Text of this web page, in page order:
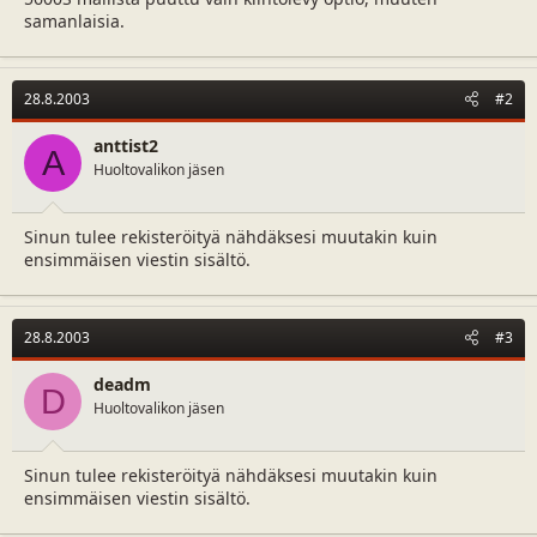
a
o
i
t
t
a
a
m
ä
r
samanlaisia.
28.8.2003 #2
A anttist2
Huoltovalikon jäsen
Sinun tulee rekisteröityä nähdäksesi muutakin kuin
ensimmäisen viestin sisältö.
28.8.2003 #3
D deadm
Huoltovalikon jäsen
Sinun tulee rekisteröityä nähdäksesi muutakin kuin
ensimmäisen viestin sisältö.